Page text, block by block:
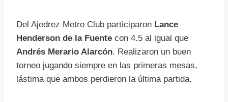
Del Ajedrez Metro Club participaron Lance
Henderson de la Fuente con 4.5 al igual que
Andrés Merario Alarcón. Realizaron un buen
torneo jugando siempre en las primeras mesas,
lástima que ambos perdieron la última partida.